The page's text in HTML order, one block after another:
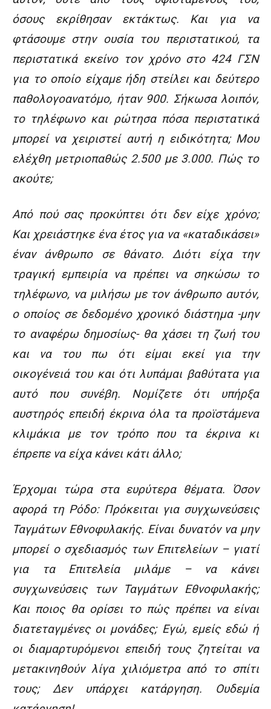
όσους εκρίθησαν εκτάκτως. Και για να
φτάσουμε στην ουσία του περιστατικού, τα
περιστατικά εκείνο τον χρόνο στο 424 ΓΣΝ
για το οποίο είχαμε ήδη στείλει και δεύτερο
παθολογοανατόμο, ήταν 900. Σήκωσα λοιπόν,
το τηλέφωνο και ρώτησα πόσα περιστατικά
μπορεί να χειριστεί αυτή η ειδικότητα; Μου
ελέχθη μετριοπαθώς 2.500 με 3.000. Πώς το
ακούτε;
Από πού σας προκύπτει ότι δεν είχε χρόνο;
Και χρειάστηκε ένα έτος για να «καταδικάσει»
έναν άνθρωπο σε θάνατο. Διότι είχα την
τραγική εμπειρία να πρέπει να σηκώσω το
τηλέφωνο, να μιλήσω με τον άνθρωπο αυτόν,
ο οποίος σε δεδομένο χρονικό διάστημα -μην
το αναφέρω δημοσίως- θα χάσει τη ζωή του
και να του πω ότι είμαι εκεί για την
οικογένειά του και ότι λυπάμαι βαθύτατα για
αυτό που συνέβη. Νομίζετε ότι υπήρξα
αυστηρός επειδή έκρινα όλα τα προϊστάμενα
κλιμάκια με τον τρόπο που τα έκρινα κι
έπρεπε να είχα κάνει κάτι άλλο;
Έρχομαι τώρα στα ευρύτερα θέματα. Όσον
αφορά τη Ρόδο: Πρόκειται για συγχωνεύσεις
Ταγμάτων Εθνοφυλακής. Είναι δυνατόν να μην
μπορεί ο σχεδιασμός των Επιτελείων – γιατί
για τα Επιτελεία μιλάμε – να κάνει
συγχωνεύσεις των Ταγμάτων Εθνοφυλακής;
Και ποιος θα ορίσει το πώς πρέπει να είναι
διατεταγμένες οι μονάδες; Εγώ, εμείς εδώ ή
οι διαμαρτυρόμενοι επειδή τους ζητείται να
μετακινηθούν λίγα χιλιόμετρα από το σπίτι
τους; Δεν υπάρχει κατάργηση. Ουδεμία